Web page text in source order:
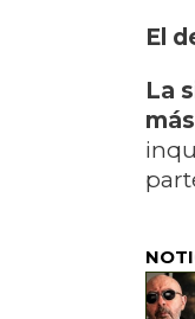
El
La